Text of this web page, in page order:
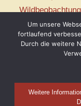
Mir ist so heiß
Mission:
Vogelwelt-
Um unsere
fortlaufend
Durch die weitere
Weitere